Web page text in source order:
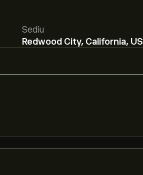
Sediu
Redwood City, California, US